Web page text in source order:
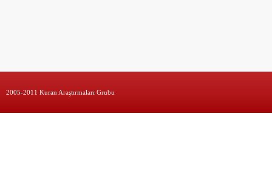
2005-2011 Kuran Araştırmaları Grubu